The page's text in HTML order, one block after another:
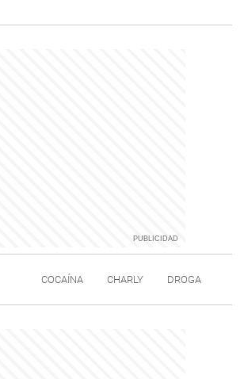
COCAÍNA CHARLY DROGA